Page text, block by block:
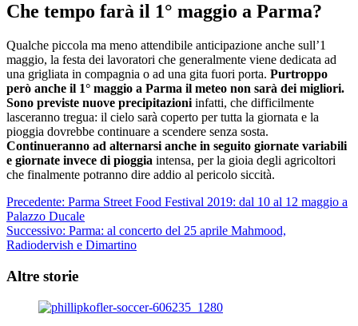
Che tempo farà il 1° maggio a Parma?
Qualche piccola ma meno attendibile anticipazione anche sull’1
maggio, la festa dei lavoratori che generalmente viene dedicata ad
una grigliata in compagnia o ad una gita fuori porta. Purtroppo
però anche il 1° maggio a Parma il meteo non sarà dei migliori.
Sono previste nuove precipitazioni infatti, che difficilmente
lasceranno tregua: il cielo sarà coperto per tutta la giornata e la
pioggia dovrebbe continuare a scendere senza sosta.
Continueranno ad alternarsi anche in seguito giornate variabili
e giornate invece di pioggia intensa, per la gioia degli agricoltori
che finalmente potranno dire addio al pericolo siccità.
Navigazione
articolo
Precedente: Parma Street Food Festival 2019: dal 10 al 12 maggio a
Palazzo Ducale
Successivo: Parma: al concerto del 25 aprile Mahmood,
Radiodervish e Dimartino
Altre storie